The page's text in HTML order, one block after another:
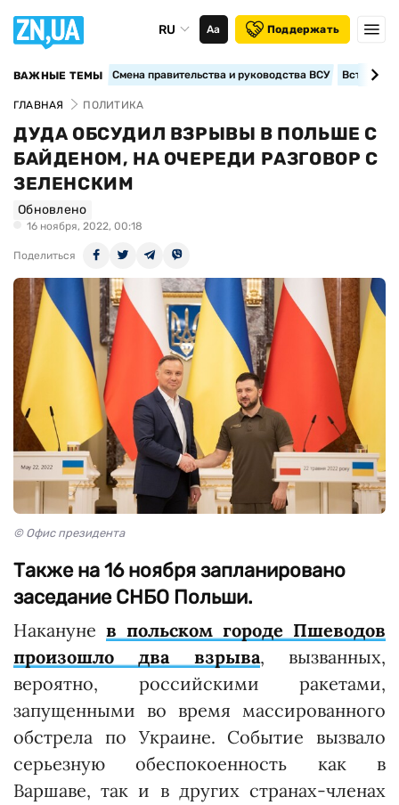
RU Аа Поддержать
ВАЖНЫЕ ТЕМЫ Смена правительства и руководства ВСУ
ГЛАВНАЯ ПОЛИТИКА
ДУДА ОБСУДИЛ ВЗРЫВЫ В ПОЛЬШЕ С
БАЙДЕНОМ, НА ОЧЕРЕДИ РАЗГОВОР С
ЗЕЛЕНСКИМ
Обновлено
16 ноября, 2022, 00:18
Поделиться
© Офис президента
Также на 16 ноября запланировано
заседание СНБО Польши.
Накануне в польском городе Пшеводов
произошло два взрыва, вызванных,
вероятно, российскими ракетами,
запущенными во время массированного
обстрела по Украине. Событие вызвало
серьезную обеспокоенность как в
Варшаве, так и в других странах-членах